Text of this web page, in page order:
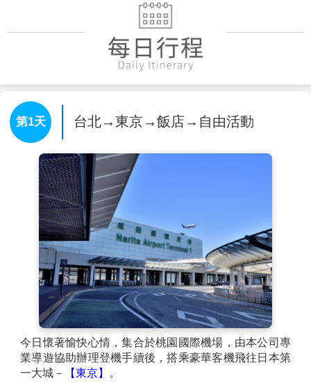
第1天 台北→東京→飯店→自由活動
今日懷著愉快心情，集合於桃園國際機場，由本公司專
業導遊協助辦理登機手續後，搭乘豪華客機飛往日本第
一大城－
【東京】 。